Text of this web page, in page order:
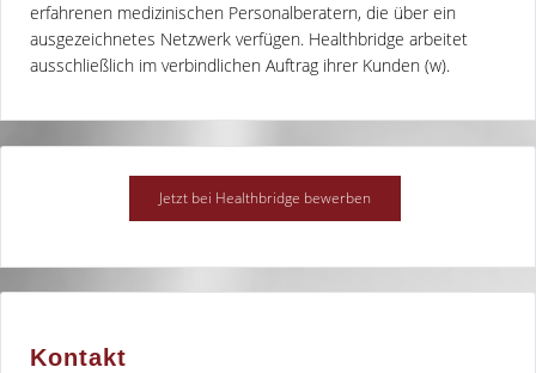
erfahrenen medizinischen Personalberatern, die über ein
ausgezeichnetes Netzwerk verfügen. Healthbridge arbeitet
ausschließlich im verbindlichen Auftrag ihrer Kunden (w).
Kontakt